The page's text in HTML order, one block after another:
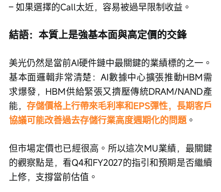
– 如果選擇的Call太近，容易被過早限制收益。
結語：本質上是強基本面與高定價的交鋒
美光仍然是當前AI硬件鏈中最關鍵的業績標的之一。
基本面邏輯非常清楚：AI數據中心擴張推動HBM需
求爆發，HBM供給緊張又擠壓傳統DRAM/NAND產
能， 存儲價格上行帶來毛利率和EPS彈性，長期客戶
協議可能改善過去存儲行業高度週期化的問題。
但市場定價也已經很高。所以這次MU業績，最關鍵
的觀察點是，看Q4和FY2027的指引和預期是否繼續
上修，支撐當前估值。